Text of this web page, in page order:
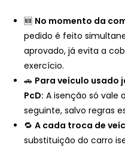
🆕 No momento da
pedido é feito
aprovado, já evita a
exercício.
🚗 Para veículo usado
PcD: A isenção só vale
seguinte, salvo regras
🔁 A cada troca de
substituição do carro